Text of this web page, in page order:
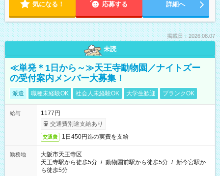
気になる！ 応募する 詳細へ
掲載日：2026.08.07
未読
≪単発＊1日から～≫天王寺動物園／ナイトズー
の受付案内メンバー大募集！
派遣 職種未経験OK 社会人未経験OK 大学生歓迎 ブランクOK
給与
1177円
交通費別途支給あり
交通費 1日450円迄の実費を支給
勤務地
大阪市天王寺区
天王寺駅から徒歩5分 / 動物園前駅から徒歩5分 / 新今宮駅か
ら徒歩5分